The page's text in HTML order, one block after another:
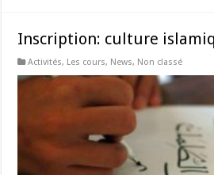
Inscription: culture
Activités, Les cours, News, Non classé